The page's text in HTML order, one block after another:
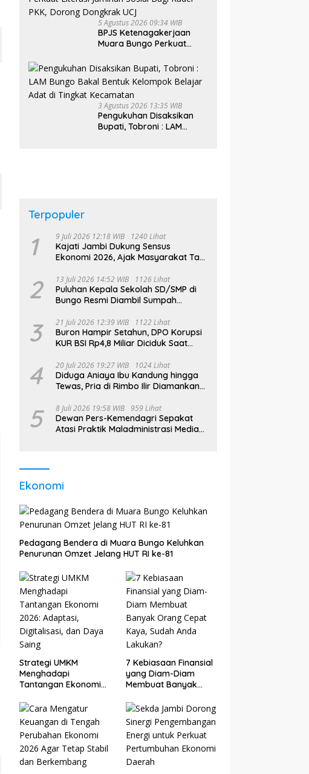
5 Agustus 2026 09:34 WIB
BPJS Ketenagakerjaan
Muara Bungo Perkuat
Bagi Kader PKK, Dorong
Dongkrak UCJ
3 Agustus 2026 13:35 WIB
Pengukuhan Disaksikan
Bupati, Tobroni : LAM
Terpopuler
1 9 Juli 2026 12:18 WIB 1240 Lihat
Kajati Jambi Dukung Sensus
Ekonomi 2026, Ajak Masyarakat Tak
2 13 Juli 2026 14:52 WIB 1126 Lihat
Puluhan Kepala Sekolah SD/SMP di
Bungo Resmi Diambil Sumpah
3 21 Juli 2026 12:39 WIB 1122 Lihat
Buron Hampir Setahun, DPO Korupsi
KUR BSI Rp4,8 Miliar Diciduk Saat
4 20 Juli 2026 19:27 WIB 1024 Lihat
Diduga Aniaya Ibu Kandung hingga
Tewas, Pria di Rimbo Ilir Diamankan
5 8 Juli 2026 19:58 WIB 959 Lihat
Dewan Pers-Kemendagri Sepakat
Atasi Praktik Maladministrasi Media
Ekonomi
Pedagang Bendera di Muara Bungo Keluhkan
Penurunan Omzet Jelang HUT RI ke-81
Strategi UMKM
Menghadapi
Tantangan Ekonomi
Digitalisasi, dan Daya
Saing
7 Kebiasaan Finansial
yang Diam-Diam
Membuat Banyak
Sudah Anda Lakukan?